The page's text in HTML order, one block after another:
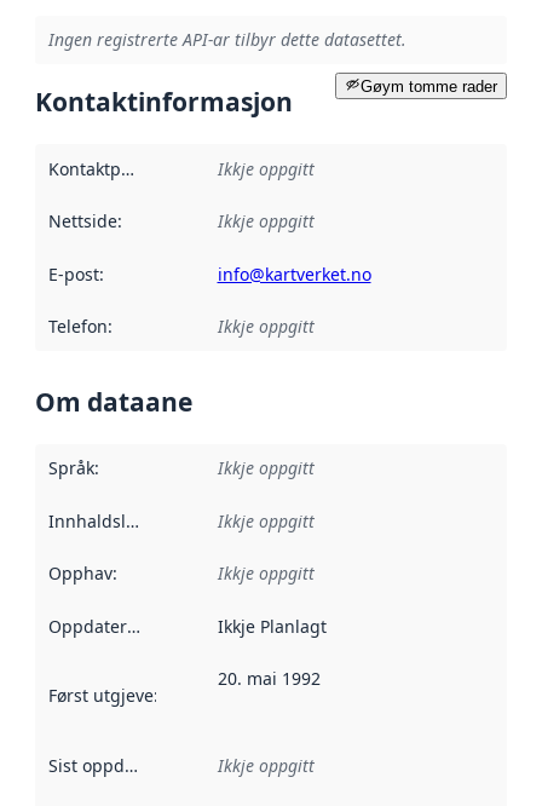
Ingen registrerte API-ar tilbyr dette datasettet.
Gøym tomme rader
Kontaktinformasjon
Kontaktpunkt Ikkje oppgitt
Nettside: Ikkje oppgitt
E-post: info@kartverket.no
Telefon: Ikkje oppgitt
Om dataane
Språk: Ikkje oppgitt
Innhaldsleverandørar :
Ikkje oppgitt
Opphav: Ikkje oppgitt
Oppdateringsfrekvens :
Ikkje Planlagt
Først utgjeve:
20. mai 1992
Sist oppdatert Ikkje oppgitt